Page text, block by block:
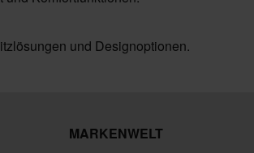
und Designoptionen.
MARKENWELT